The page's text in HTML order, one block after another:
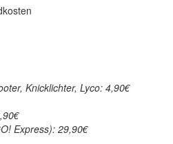
Knicklichter, Lyco: 4,90€
Express): 29,90€